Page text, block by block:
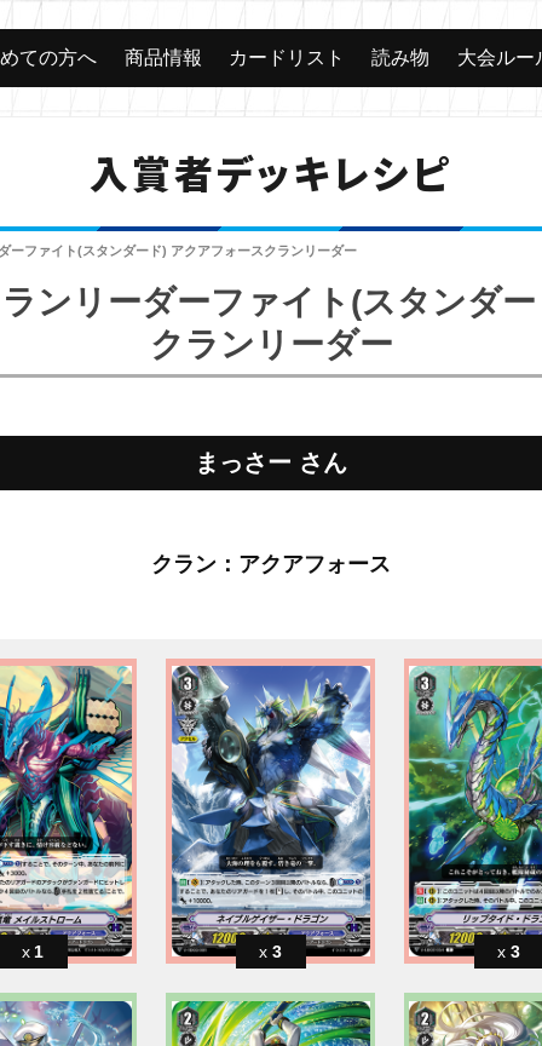
ての方へ 商品情報 カードリスト 読み物 大会ルー
入賞者デッキレシピ
ーファイト(スタンダード) アクアフォースクランリーダー
ンリーダーファイト(スタンダ
クランリーダー
まっさー さん
クラン：アクアフォース
1 3 3